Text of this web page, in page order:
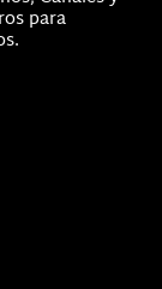
Caminos
para